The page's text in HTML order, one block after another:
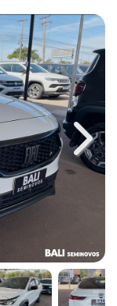
Next